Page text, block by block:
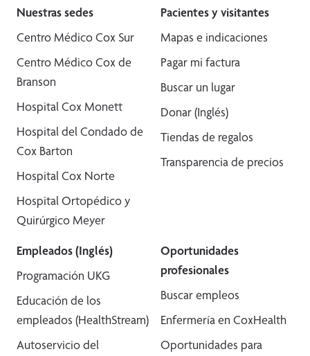
Nuestras sedes
Centro Médico Cox Sur
Centro Médico Cox de
Branson
Hospital Cox Monett
Hospital del Condado de
Cox Barton
Hospital Cox Norte
Hospital Ortopédico y
Quirúrgico Meyer
Pacientes y visitantes
Mapas e indicaciones
Pagar mi factura
Buscar un lugar
Donar (Inglés)
Tiendas de regalos
Transparencia de precios
Empleados (Inglés)
Programación UKG
Educación de los
empleados (HealthStream)
Autoservicio del
Oportunidades
profesionales
Buscar empleos
Enfermería en CoxHealth
Oportunidades para